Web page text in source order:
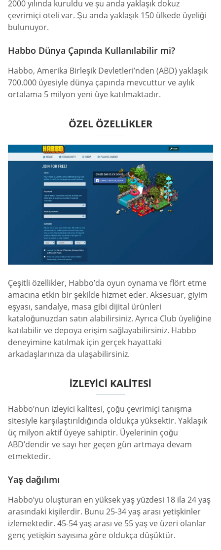
2000 yılında kuruldu ve şu anda yaklaşık dokuz
çevrimiçi oteli var. Şu anda yaklaşık 150 ülkede üyeliği
bulunuyor.
Habbo Dünya Çapında Kullanılabilir mi?
Habbo, Amerika Birleşik Devletleri’nden (ABD) yaklaşık
700.000 üyesiyle dünya çapında mevcuttur ve aylık
ortalama 5 milyon yeni üye katılmaktadır.
ÖZEL ÖZELLIKLER
Çeşitli özellikler, Habbo’da oyun oynama ve flört etme
amacına etkin bir şekilde hizmet eder. Aksesuar, giyim
eşyası, sandalye, masa gibi dijital ürünleri
kataloğunuzdan satın alabilirsiniz. Ayrıca Club üyeliğine
katılabilir ve depoya erişim sağlayabilirsiniz. Habbo
deneyimine katılmak için gerçek hayattaki
arkadaşlarınıza da ulaşabilirsiniz.
IZLEYICI KALITESI
Habbo’nun izleyici kalitesi, çoğu çevrimiçi tanışma
sitesiyle karşılaştırıldığında oldukça yüksektir. Yaklaşık
üç milyon aktif üyeye sahiptir. Üyelerinin çoğu
ABD’dendir ve sayı her geçen gün artmaya devam
etmektedir.
Yaş dağılımı
Habbo’yu oluşturan en yüksek yaş yüzdesi 18 ila 24 yaş
arasındaki kişilerdir. Bunu 25-34 yaş arası yetişkinler
izlemektedir. 45-54 yaş arası ve 55 yaş ve üzeri olanlar
genç yetişkin sayısına göre oldukça düşüktür.